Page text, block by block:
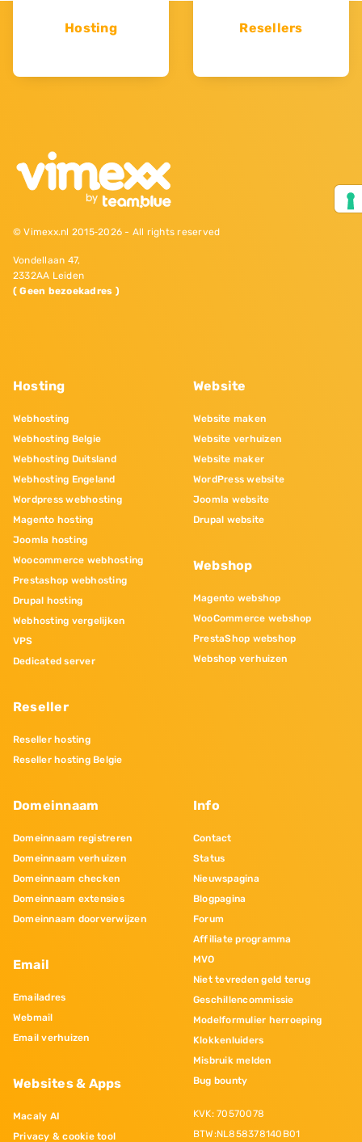
Hosting Resellers
© Vimexx.nl 2015‐2026 - All rights reserved
Vondellaan 47,
2332AA Leiden
( Geen bezoekadres )
Hosting
Webhosting
Webhosting Belgie
Webhosting Duitsland
Webhosting Engeland
Wordpress webhosting
Magento hosting
Joomla hosting
Woocommerce webhosting
Prestashop webhosting
Drupal hosting
Webhosting vergelijken
VPS
Dedicated server
Reseller
Reseller hosting
Reseller hosting Belgie
Website
Website maken
Website verhuizen
Website maker
WordPress website
Joomla website
Drupal website
Webshop
Magento webshop
WooCommerce webshop
PrestaShop webshop
Webshop verhuizen
Domeinnaam
Domeinnaam registreren
Domeinnaam verhuizen
Domeinnaam checken
Domeinnaam extensies
Domeinnaam doorverwijzen
Email
Emailadres
Webmail
Email verhuizen
Websites & Apps
Macaly AI
Privacy & cookie tool
Info
Contact
Status
Nieuwspagina
Blogpagina
Forum
Affiliate programma
MVO
Niet tevreden geld terug
Geschillencommissie
Modelformulier herroeping
Klokkenluiders
Misbruik melden
Bug bounty
KVK: 70570078
BTW:NL858378140B01